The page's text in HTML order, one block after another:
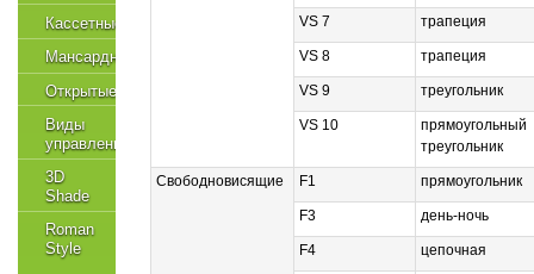
Кассетные
Мансардные
Открытые
Виды
управления
3D
Shade
Roman
Style
VS 7 трапеция
VS 8 трапеция
VS 9 треугольник
VS 10
прямоугольный
треугольник
Свободновисящие F1 прямоугольник
F3 день-ночь
F4 цепочная